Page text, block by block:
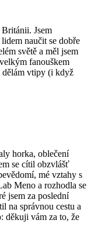
Jsem
naučit se dobře
světě a měl jsem
fanouškem
dělám vtipy (i když
horka, oblečení
se cítil obzvlášť
mé vztahy s
Meno a rozhodla se
jsem za poslední
na správnou cestu a
děkuji vám za to, že